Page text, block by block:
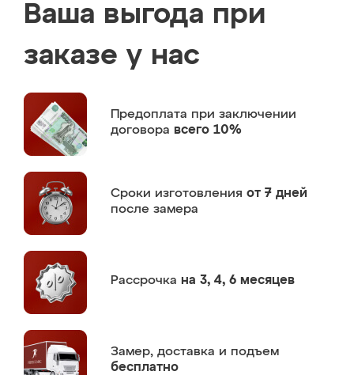
Ваша выгода при
заказе у нас
Предоплата при заключении
договора всего 10%
Сроки изготовления от 7 дней
после замера
Рассрочка на 3, 4, 6 месяцев
Замер, доставка и подъем
бесплатно